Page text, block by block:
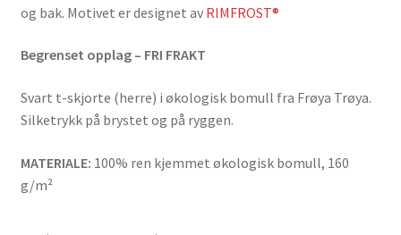
og bak. Motivet er designet av RIMFROST®
Begrenset opplag – FRI FRAKT
Svart t-skjorte (herre) i økologisk bomull fra Frøya Trøya.
Silketrykk på brystet og på ryggen.
MATERIALE: 100% ren kjemmet økologisk bomull, 160
g/m²